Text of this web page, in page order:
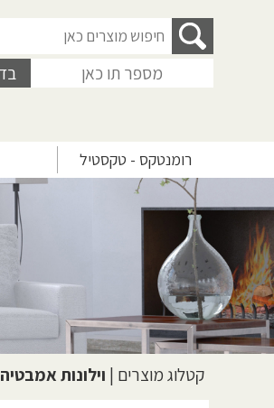
רומנטקס - טקסטיל
קטלוג מוצרים | וילונות אמבטיה